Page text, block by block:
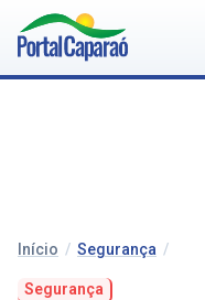
Início / Segurança /
Segurança